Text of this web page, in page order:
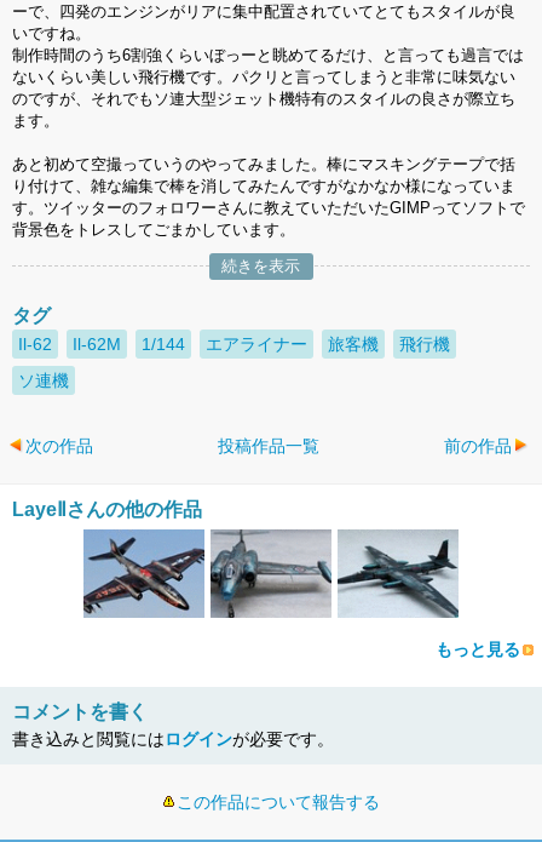
ーで、四発のエンジンがリアに集中配置されていてとてもスタイルが良
いですね。
制作時間のうち6割強くらいぼっーと眺めてるだけ、と言っても過言では
ないくらい美しい飛行機です。パクリと言ってしまうと非常に味気ない
のですが、それでもソ連大型ジェット機特有のスタイルの良さが際立ち
ます。
あと初めて空撮っていうのやってみました。棒にマスキングテープで括
り付けて、雑な編集で棒を消してみたんですがなかなか様になっていま
す。ツイッターのフォロワーさんに教えていただいたGIMPってソフトで
背景色をトレスしてごまかしています。
続きを表示
タグ
Il-62 Il-62M 1/144 エアライナー 旅客機
飛行機
ソ連機
次の作品 投稿作品一覧 前の作品
LayeⅡさんの他の作品
もっと見る
コメントを書く
書き込みと閲覧にはログインが必要です。
この作品について報告する